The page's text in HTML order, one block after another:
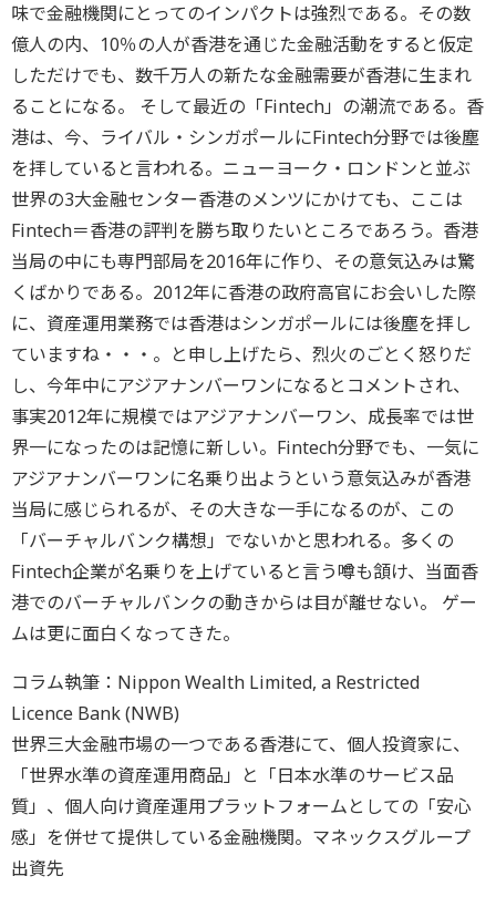
味で金融機関にとってのインパクトは強烈である。その数
億人の内、10％の人が香港を通じた金融活動をすると仮定
しただけでも、数千万人の新たな金融需要が香港に生まれ
ることになる。 そして最近の「Fintech」の潮流である。香
港は、今、ライバル・シンガポールにFintech分野では後塵
を拝していると言われる。ニューヨーク・ロンドンと並ぶ
世界の3大金融センター香港のメンツにかけても、ここは
Fintech＝香港の評判を勝ち取りたいところであろう。香港
当局の中にも専門部局を2016年に作り、その意気込みは驚
くばかりである。2012年に香港の政府高官にお会いした際
に、資産運用業務では香港はシンガポールには後塵を拝し
ていますね・・・。と申し上げたら、烈火のごとく怒りだ
し、今年中にアジアナンバーワンになるとコメントされ、
事実2012年に規模ではアジアナンバーワン、成長率では世
界一になったのは記憶に新しい。Fintech分野でも、一気に
アジアナンバーワンに名乗り出ようという意気込みが香港
当局に感じられるが、その大きな一手になるのが、この
「バーチャルバンク構想」でないかと思われる。多くの
Fintech企業が名乗りを上げていると言う噂も頷け、当面香
港でのバーチャルバンクの動きからは目が離せない。 ゲー
ムは更に面白くなってきた。
コラム執筆：Nippon Wealth Limited, a Restricted
Licence Bank (NWB)
世界三大金融市場の一つである香港にて、個人投資家に、
「世界水準の資産運用商品」と「日本水準のサービス品
質」、個人向け資産運用プラットフォームとしての「安心
感」を併せて提供している金融機関。マネックスグループ
出資先